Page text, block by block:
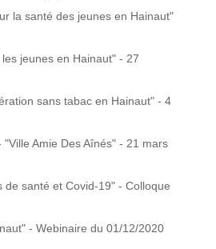
la santé des jeunes en Hainaut"
jeunes en Hainaut" - 27
sans tabac en Hainaut" - 4
"Ville Amie Des Aînés" - 21 mars
de santé et Covid-19" - Colloque
- Webinaire du 01/12/2020